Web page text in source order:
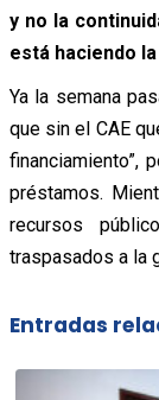
y no la
está haciendo
Ya la semana
que sin el CAE
financiamiento”,
préstamos.
recursos
traspasados a la
Entradas